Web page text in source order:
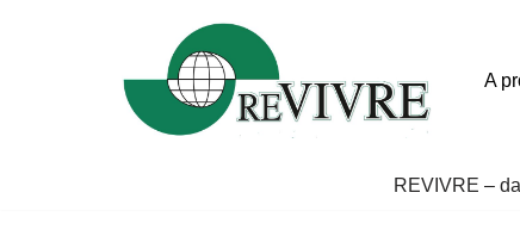
A
REVIVRE –